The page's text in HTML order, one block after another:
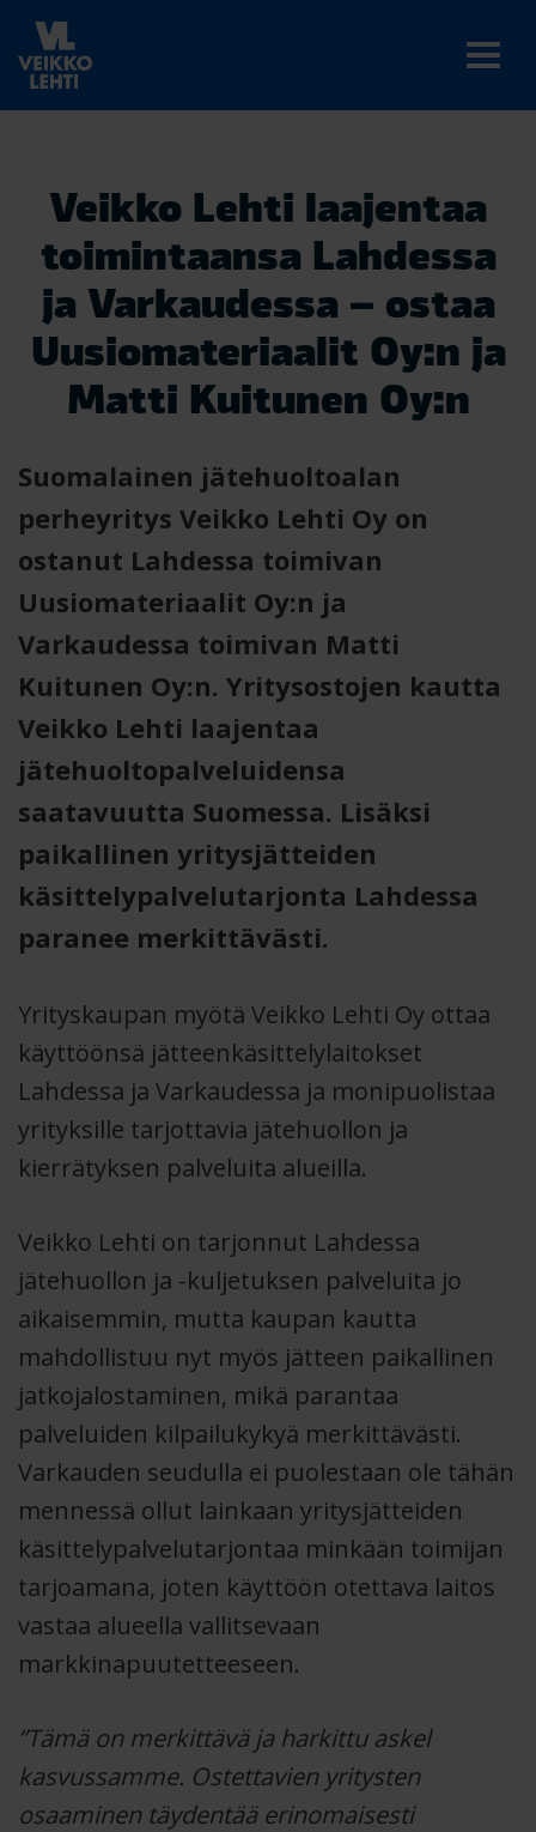
Veikko Lehti laajentaa
toimintaansa Lahdessa
ja Varkaudessa – ostaa
Uusiomateriaalit Oy:n ja
Matti Kuitunen Oy:n
Suomalainen jätehuoltoalan
perheyritys Veikko Lehti Oy on
ostanut Lahdessa toimivan
Uusiomateriaalit Oy:n ja
Varkaudessa toimivan Matti
Kuitunen Oy:n. Yritysostojen kautta
Veikko Lehti laajentaa
jätehuoltopalveluidensa
saatavuutta Suomessa. Lisäksi
paikallinen yritysjätteiden
käsittelypalvelutarjonta Lahdessa
paranee merkittävästi.
Yrityskaupan myötä Veikko Lehti Oy ottaa
käyttöönsä jätteenkäsittelylaitokset
Lahdessa ja Varkaudessa ja monipuolistaa
yrityksille tarjottavia jätehuollon ja
kierrätyksen palveluita alueilla.
Veikko Lehti on tarjonnut Lahdessa
jätehuollon ja -kuljetuksen palveluita jo
aikaisemmin, mutta kaupan kautta
mahdollistuu nyt myös jätteen paikallinen
jatkojalostaminen, mikä parantaa
palveluiden kilpailukykyä merkittävästi.
Varkauden seudulla ei puolestaan ole tähän
mennessä ollut lainkaan yritysjätteiden
käsittelypalvelutarjontaa minkään toimijan
tarjoamana, joten käyttöön otettava laitos
vastaa alueella vallitsevaan
markkinapuutetteeseen.
”Tämä on merkittävä ja harkittu askel
kasvussamme. Ostettavien yritysten
osaaminen täydentää erinomaisesti